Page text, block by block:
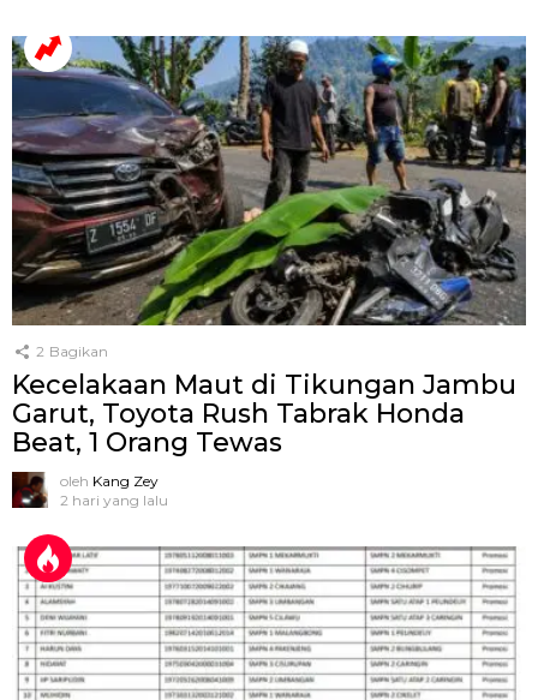
2 Bagikan
Kecelakaan Maut di Tikungan Jambu
Garut, Toyota Rush Tabrak Honda
Beat, 1 Orang Tewas
oleh Kang Zey
2 hari yang lalu